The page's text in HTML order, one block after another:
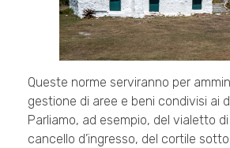
Queste norme serviranno per
gestione di aree e beni condivisi ai
Parliamo, ad esempio, del vialetto
cancello d’ingresso, del cortile